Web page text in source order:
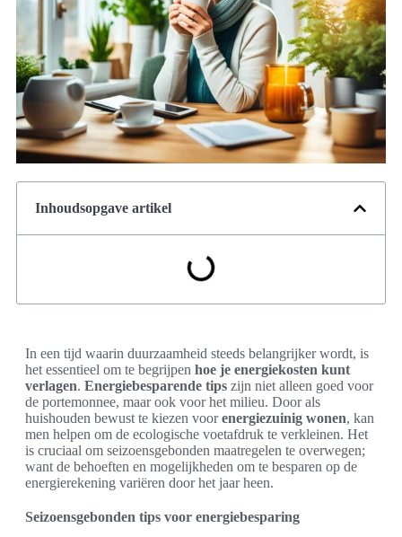
Inhoudsopgave artikel
In een tijd waarin duurzaamheid steeds belangrijker wordt, is
het essentieel om te begrijpen hoe je energiekosten kunt
verlagen. Energiebesparende tips zijn niet alleen goed voor
de portemonnee, maar ook voor het milieu. Door als
huishouden bewust te kiezen voorenergiezuinig wonen, kan
men helpen om de ecologische voetafdruk te verkleinen. Het
is cruciaal om seizoensgebonden maatregelen te overwegen;
want de behoeften en mogelijkheden om te besparen op de
energierekening variëren door het jaar heen.
Seizoensgebonden tips voor energiebesparing